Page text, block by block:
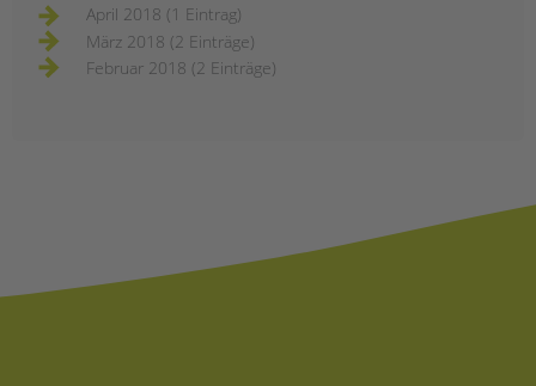
April 2018 (1 Eintrag)
März 2018 (2 Einträge)
Februar 2018 (2 Einträge)